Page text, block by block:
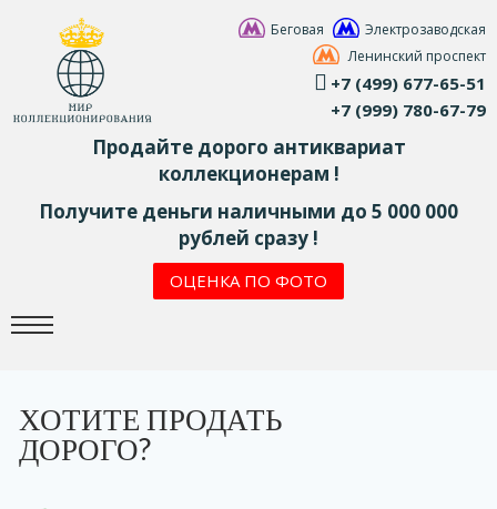
Беговая
Электрозаводская
Ленинский проспект
+7 (499) 677-65-51
+7 (999) 780-67-79
Продайте дорого антиквариат
коллекционерам !
Получите деньги наличными до 5 000 000
рублей сразу !
ОЦЕНКА ПО ФОТО
ХОТИТЕ ПРОДАТЬ
ДОРОГО?